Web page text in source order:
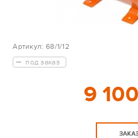
Артикул: 68/1/12
под заказ
9